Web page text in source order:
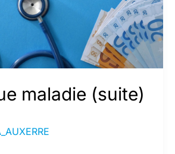
maladie (suite)